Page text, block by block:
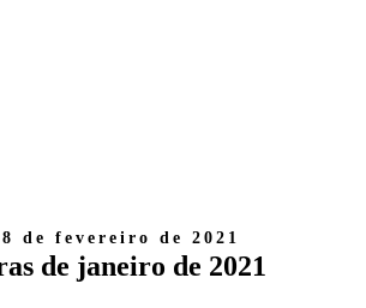
de fevereiro de 2021
de janeiro de 2021